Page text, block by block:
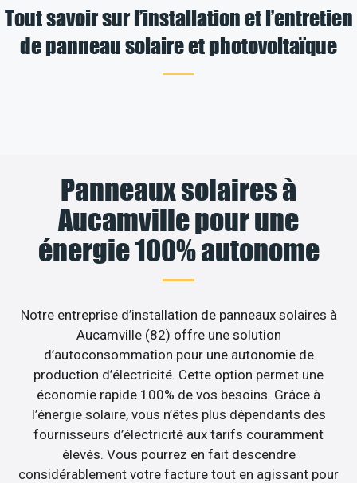
Tout savoir sur l’installation et l’entretien
de panneau solaire et photovoltaïque
Panneaux solaires à
Aucamville pour une
énergie 100% autonome
Notre entreprise d’installation de panneaux solaires à
Aucamville (82) offre une solution
d’autoconsommation pour une autonomie de
production d’électricité. Cette option permet une
économie rapide 100% de vos besoins. Grâce à
l’énergie solaire, vous n’êtes plus dépendants des
fournisseurs d’électricité aux tarifs couramment
élevés. Vous pourrez en fait descendre
considérablement votre facture tout en agissant pour